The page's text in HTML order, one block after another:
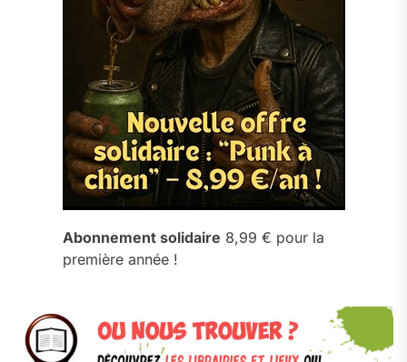
Abonnement solidaire 8,99 € pour la
première année !